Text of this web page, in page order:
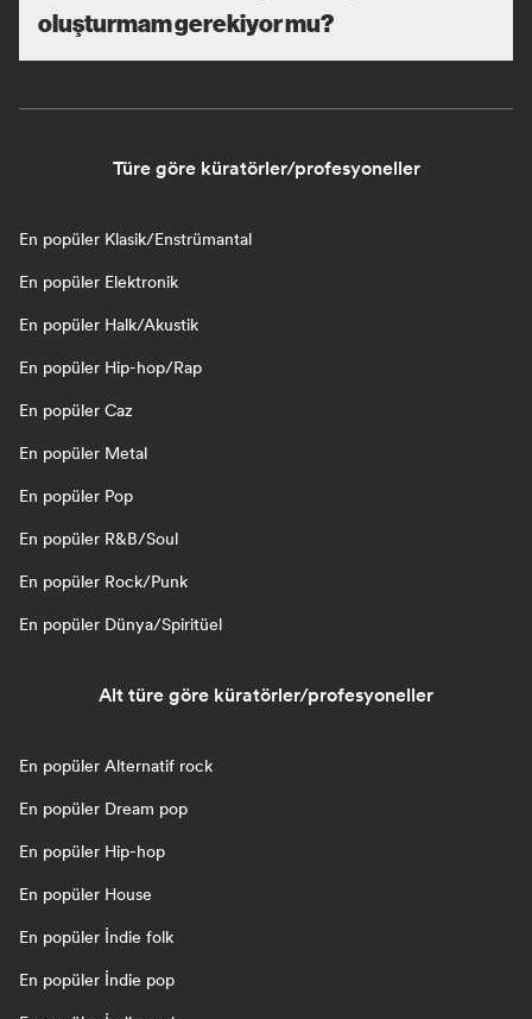
oluşturmam gerekiyor mu?
Türe göre küratörler/profesyoneller
En popüler Klasik/Enstrümantal
En popüler Elektronik
En popüler Halk/Akustik
En popüler Hip-hop/Rap
En popüler Caz
En popüler Metal
En popüler Pop
En popüler R&B/Soul
En popüler Rock/Punk
En popüler Dünya/Spiritüel
Alt türe göre küratörler/profesyoneller
En popüler Alternatif rock
En popüler Dream pop
En popüler Hip-hop
En popüler House
En popüler İndie folk
En popüler İndie pop